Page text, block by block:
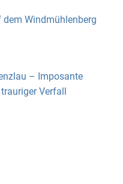
Windmühlenberg
– Imposante
Verfall